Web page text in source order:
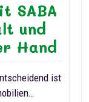
SABA
und
Hand
ist